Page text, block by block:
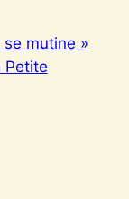
se mutine »
Petite